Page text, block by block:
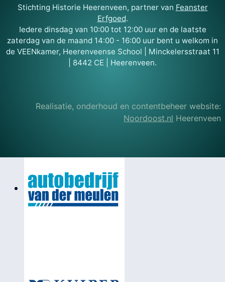
Stichting Historie Heerenveen, partner van Feanster
Erfgoed.
Iedere dinsdag van 10:00 tot 12:00 uur en de laatste
zaterdag van de maand 14:00 - 16:00 uur bent u welkom in
de VEENkamer, Heerenveense School | Minckelersstraat 11
| 8442 CE | Heerenveen.
Realisatie, onderhoud en contentbeheer website:
Noordoost.nl Heerenveen